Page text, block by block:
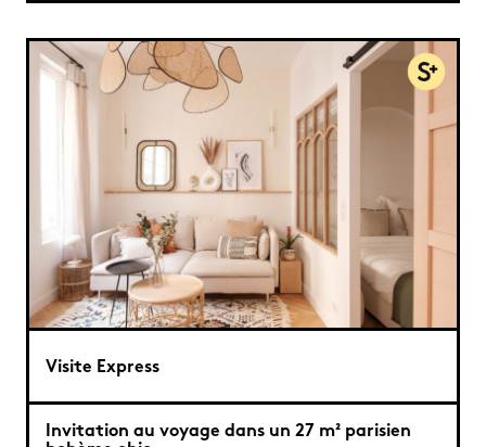
Visite Express
Invitation au voyage dans un 27 m² parisien